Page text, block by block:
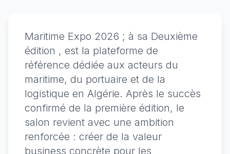
Maritime Expo 2026 ; à sa Deuxième
édition , est la plateforme de
référence dédiée aux acteurs du
maritime, du portuaire et de la
logistique en Algérie. Après le succès
confirmé de la première édition, le
salon revient avec une ambition
renforcée : créer de la valeur
business concrète pour les